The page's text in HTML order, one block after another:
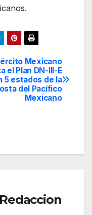
Mexicano
el Plan DN-III-E
5 estados de la
del Pacífico
Mexicano